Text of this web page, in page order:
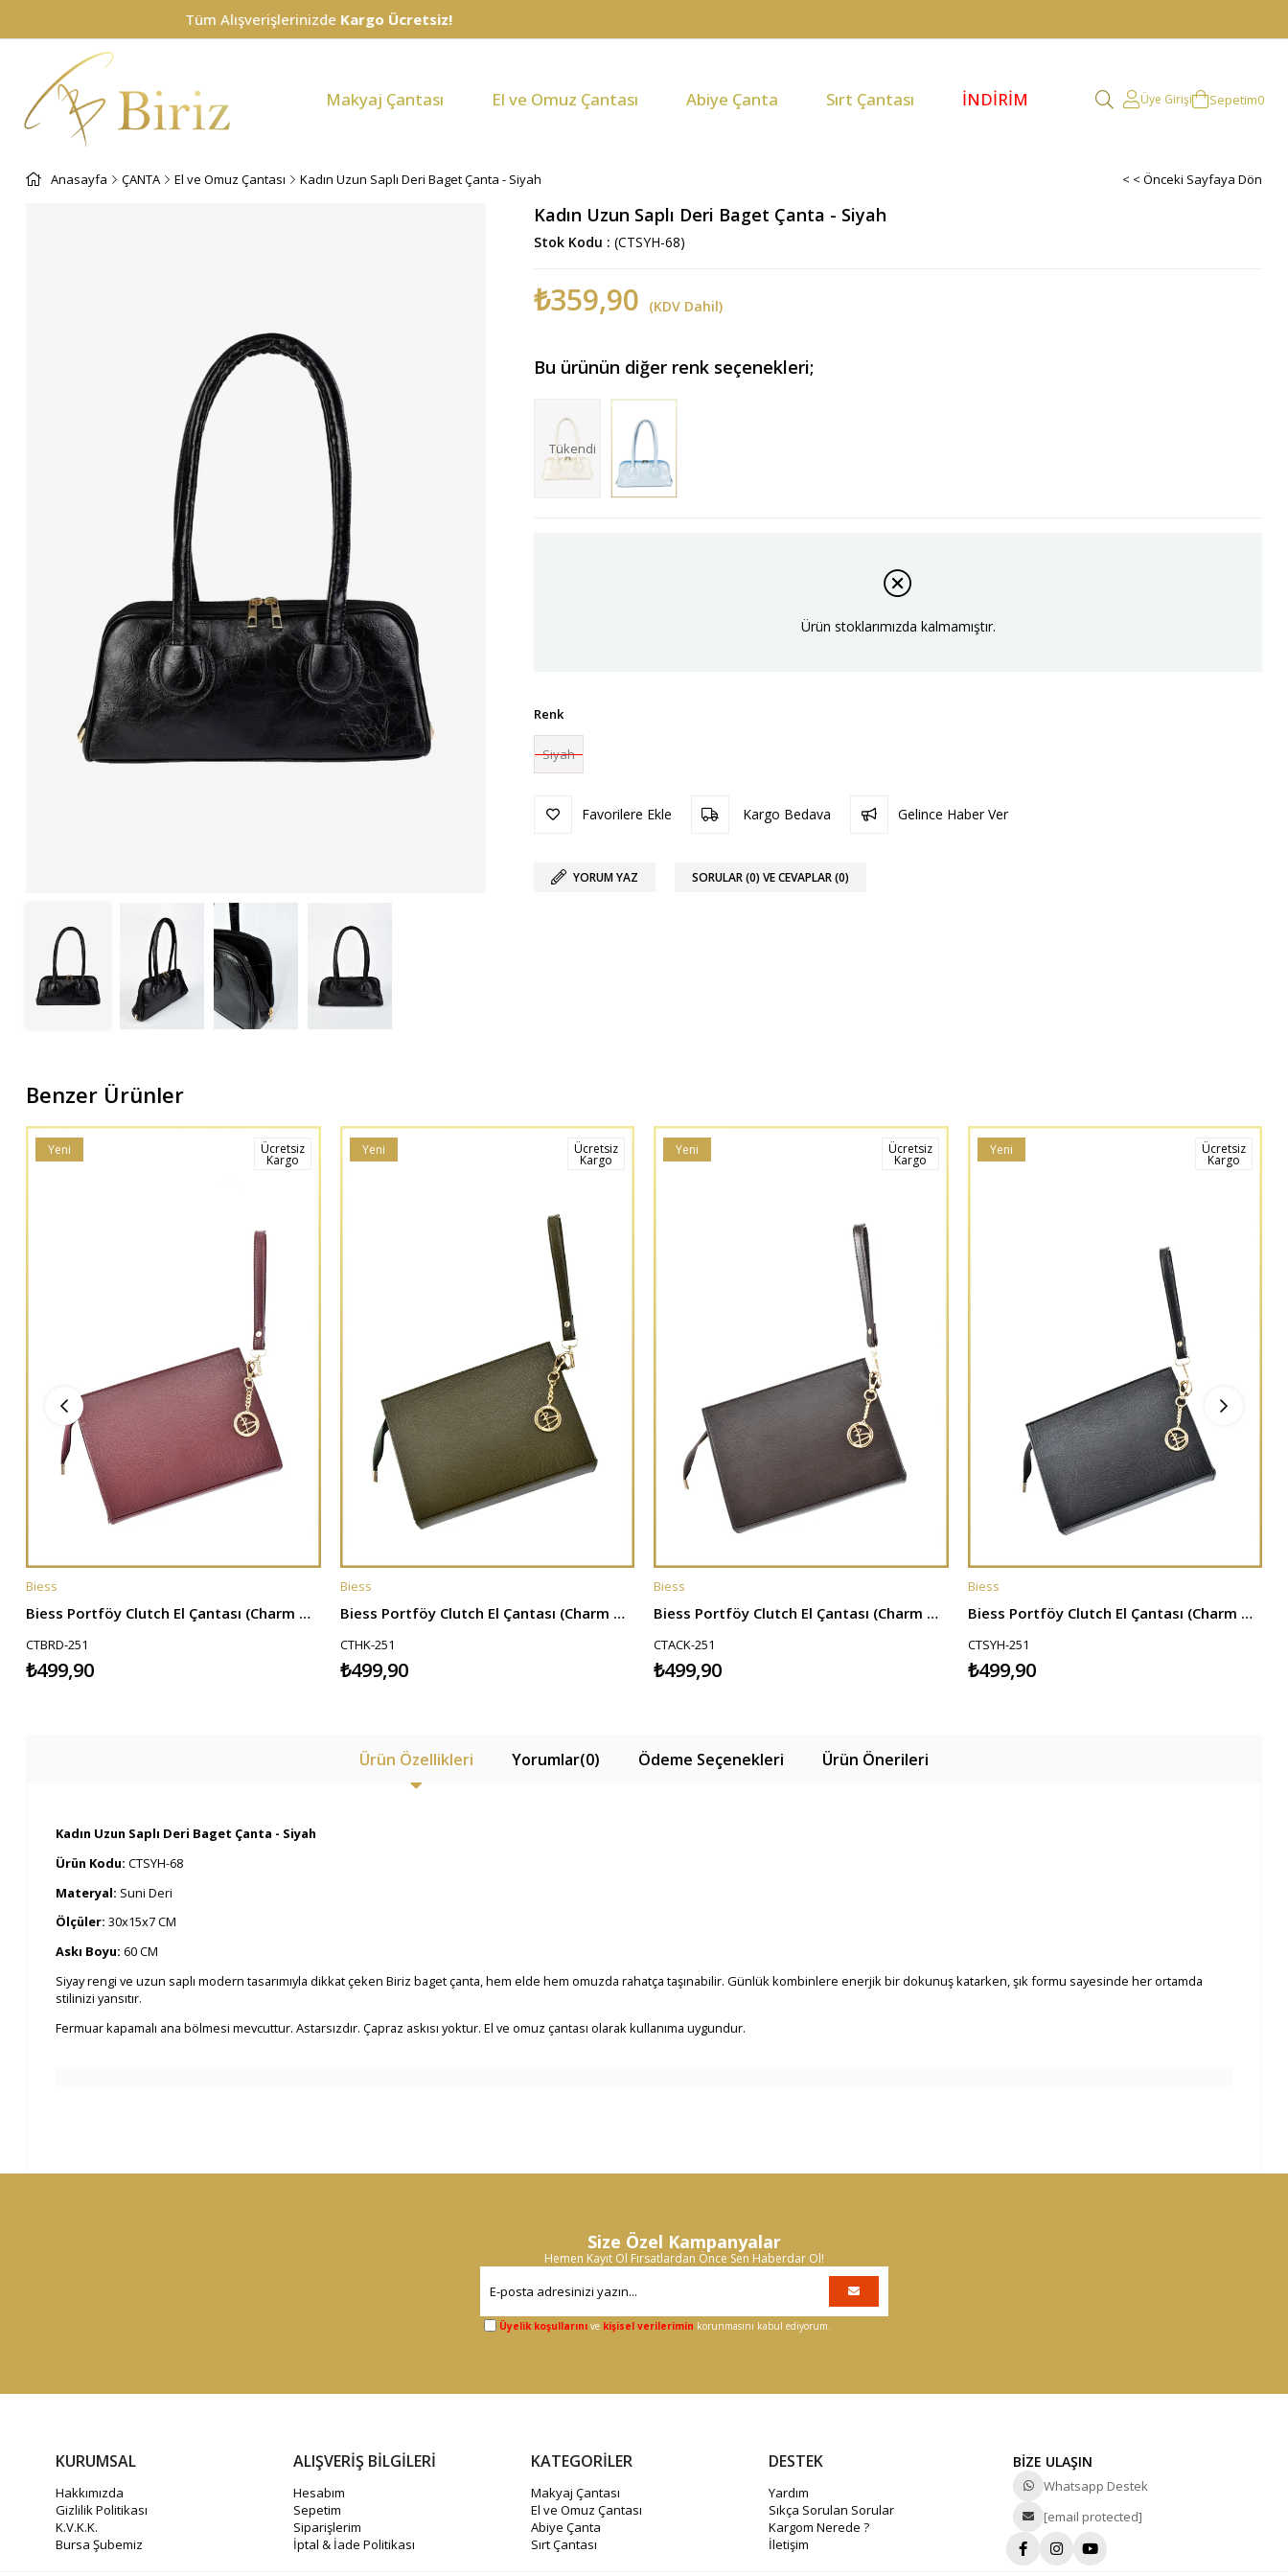
Makyaj Çantası El ve Omuz Çantası Abiye Çanta Sırt Çantası İNDİRİM Üye Girişi Sepetim0
Anasayfa ÇANTA El ve Omuz Çantası Kadın Uzun Saplı Deri Baget Çanta - Siyah < < Önceki Sayfaya Dön
Kadın Uzun Saplı Deri Baget Çanta - Siyah
Stok Kodu (CTSYH-68)
₺359,90 (KDV Dahil)
Bu ürünün diğer renk seçenekleri;
Tükendi
Ürün stoklarımızda kalmamıştır.
Renk
Siyah
Favorilere Ekle Kargo Bedava Gelince Haber Ver
YORUM YAZ SORULAR (0) VE CEVAPLAR (0)
Benzer Ürünler
SEPETE EKLE
Yeni
Ücretsiz
Kargo
Biess
Biess Portföy Clutch El Çantası (Charm Hediyeli) - Bordo
CTBRD-251
₺499,90
SEPETE EKLE
Yeni
Ücretsiz
Kargo
Biess
Biess Portföy Clutch El Çantası (Charm Hediyeli) - Haki
CTHK-251
₺499,90
SEPETE EKLE
Yeni
Ücretsiz
Kargo
Biess
Biess Portföy Clutch El Çantası (Charm Hediyeli) - Acı Kahve
CTACK-251
₺499,90
SEPETE EKLE
Yeni
Ücretsiz
Kargo
Biess
Biess Portföy Clutch El Çantası (Charm Hediyeli) - Siyah
CTSYH-251
₺499,90
Ürün Özellikleri Yorumlar(0) Ödeme Seçenekleri Ürün Önerileri
Kadın Uzun Saplı Deri Baget Çanta - Siyah
Ürün Kodu: CTSYH-68
Materyal: Suni Deri
Ölçüler: 30x15x7 CM
Askı Boyu: 60 CM
Siyay rengi ve uzun saplı modern tasarımıyla dikkat çeken Biriz baget çanta, hem elde hem omuzda rahatça taşınabilir. Günlük kombinlere enerjik bir dokunuş katarken, şık formu sayesinde her ortamda
stilinizi yansıtır.
Fermuar kapamalı ana bölmesi mevcuttur. Astarsızdır. Çapraz askısı yoktur. El ve omuz çantası olarak kullanıma uygundur.
Size Özel Kampanyalar
Hemen Kayıt Ol Fırsatlardan Önce Sen Haberdar Ol!
Üyelik koşullarınıve kişisel verilerimin korunmasını kabul ediyorum.
KURUMSAL
Hakkımızda
Gizlilik Politikası
K.V.K.K.
Bursa Şubemiz
ALIŞVERİŞ BİLGİLERİ
Hesabım
Sepetim
Siparişlerim
İptal & İade Politikası
KATEGORİLER
Makyaj Çantası
El ve Omuz Çantası
Abiye Çanta
Sırt Çantası
DESTEK
Yardım
Sıkça Sorulan Sorular
Kargom Nerede ?
İletişim
BİZE ULAŞIN
Whatsapp Destek
[email protected]
Tüm AlışverişlerinizdeKargo Ücretsiz!